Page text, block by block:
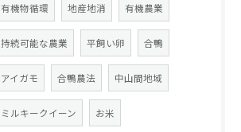
有機物循環 地産地消 有機農業
持続可能な農業 平飼い卵 合鴨
アイガモ 合鴨農法 中山間地域
ミルキークイーン お米